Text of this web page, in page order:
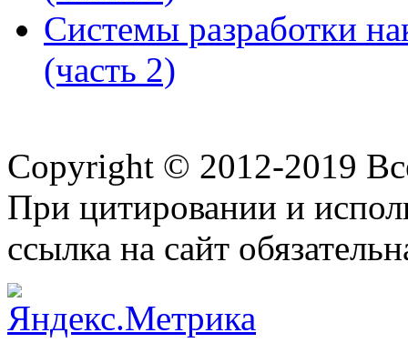
Системы разработки
(часть 2)
Copyright © 2012-2019
При цитировании и
ссылка на сайт